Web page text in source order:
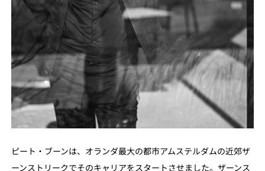
ピート・ブーンは、オランダ最大の都市アムステルダムの近郊ザ
ーンストリークでそのキャリアをスタートさせました。ザーンス